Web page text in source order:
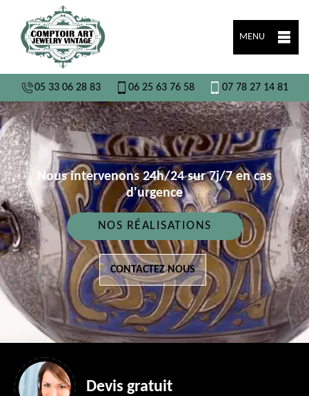
MENU
05 33 06 28 83 06 25 63 76 58 07 78 27 14 81
Nous intervenons 24h/24 sur 7j/7 en cas
d'urgence
NOS RÉALISATIONS
CONTACTEZ NOUS
Devis gratuit